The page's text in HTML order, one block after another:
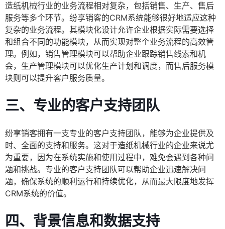
造纸机械行业的业务流程相对复杂，包括销售、生产、售后
服务等多个环节。纷享销客的CRM系统能够很好地适应这种
复杂的业务流程。其模块化设计允许企业根据实际需要选择
和组合不同的功能模块，从而实现对整个业务流程的高效管
理。例如，销售管理模块可以帮助企业跟踪销售线索和机
会，生产管理模块可以优化生产计划和调度，而售后服务模
块则可以提升客户服务质量。
三、专业的客户支持团队
纷享销客拥有一支专业的客户支持团队，能够为企业提供及
时、全面的支持和服务。这对于造纸机械行业的企业来说尤
为重要，因为在系统实施和使用过程中，难免会遇到各种问
题和挑战。专业的客户支持团队可以帮助企业迅速解决问
题，确保系统的顺利运行和持续优化，从而最大限度地发挥
CRM系统的价值。
四、背景信息和数据支持